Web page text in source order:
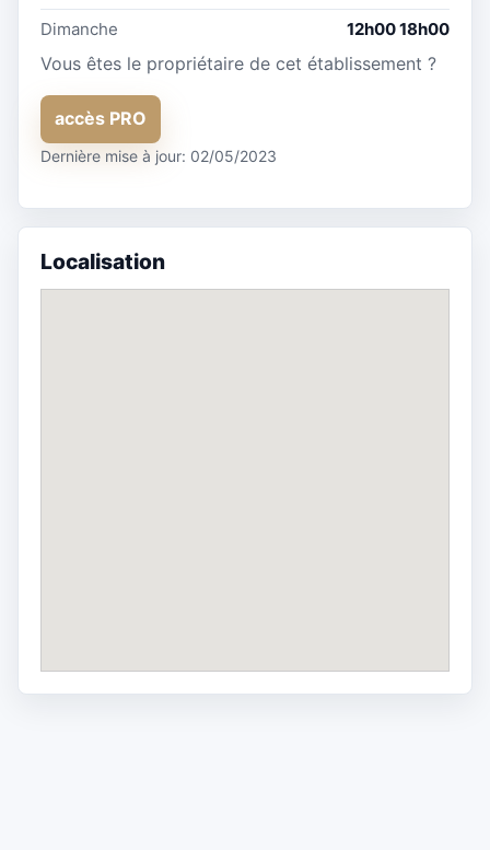
Dimanche
12h00 18h00
Vous êtes le propriétaire de cet établissement ?
accès PRO
Dernière mise à jour: 02/05/2023
Localisation